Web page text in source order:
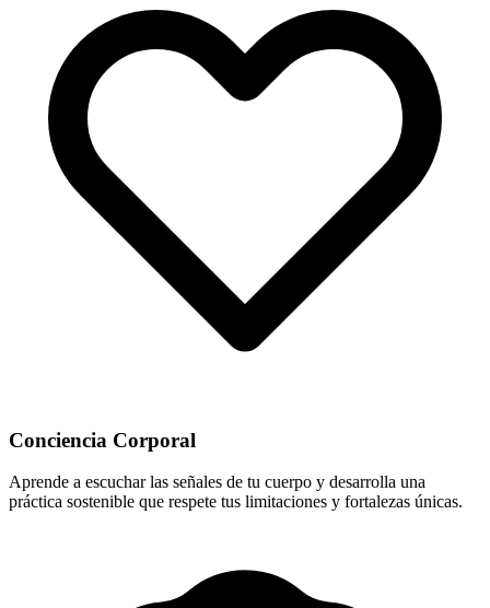
Conciencia Corporal
Aprende a escuchar las señales de tu cuerpo y desarrolla una
práctica sostenible que respete tus limitaciones y fortalezas únicas.